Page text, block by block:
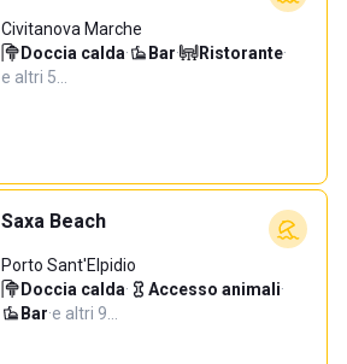
Civitanova Marche
Doccia calda· Bar· Ristorante·
e altri 5…
Saxa Beach
Porto Sant'Elpidio
Doccia calda· Accesso animali·
Bar·e altri 9…